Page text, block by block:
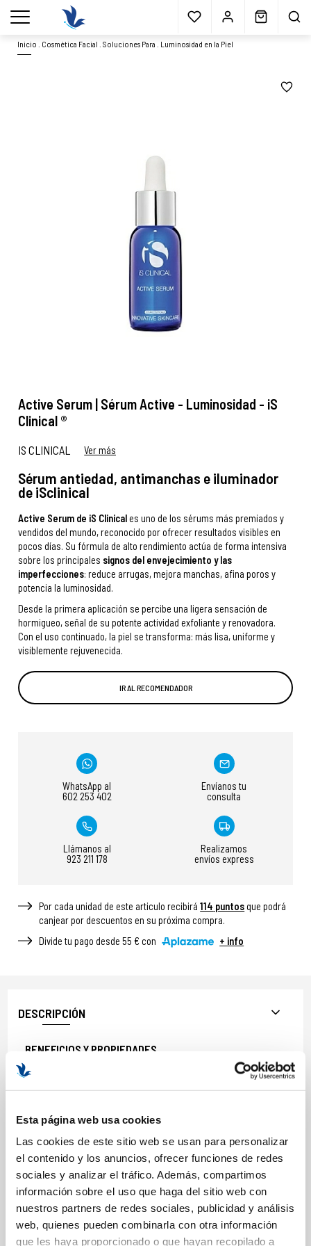
Esta página web usa cookies
Las cookies de este sitio web se usan para personalizar
el contenido y los anuncios, ofrecer funciones de redes
sociales y analizar el tráfico. Además, compartimos
información sobre el uso que haga del sitio web con
nuestros partners de redes sociales, publicidad y análisis
web, quienes pueden combinarla con otra información
que les haya proporcionado o que hayan recopilado a
Envío gratisa partir 40€* Muestras gratis Blog
menu
Inicio Cosmética Facial .Soluciones Para Luminosidad en la Piel
Active Serum | Sérum Active - Luminosidad - iS
Clinical ®
IS CLINICAL Ver más
Sérum antiedad, antimanchas e iluminador
de iSclinical
Active Serum de iS Clinicales uno de los sérums más premiados y
vendidos del mundo, reconocido por ofrecer resultados visibles en
pocos días. Su fórmula de alto rendimiento actúa de forma intensiva
sobre los principales signos del envejecimiento y las
imperfecciones: reduce arrugas, mejora manchas, afina poros y
potencia la luminosidad.
Desde la primera aplicación se percibe una ligera sensación de
hormigueo, señal de su potente actividad exfoliante y renovadora.
Con el uso continuado, la piel se transforma: más lisa, uniforme y
visiblemente rejuvenecida.
IR AL RECOMENDADOR
WhatsApp al
602 253 402
Envíanos tu
consulta
Llámanos al
923 211 178
Realizamos
envíos express
Por cada unidad de este articulo recibirá114 puntos que podrá
canjear por descuentos en su próxima compra.
Divide tu pago desde 55 € con
+ info
DESCRIPCIÓN
BENEFICIOS Y PROPIEDADES
Reduce líneas finas y arrugas.
Ilumina y revitaliza la piel.
Acción rápida con resultados visibles en pocos días.
Mejora tanto signos de edad como imperfecciones.
COMPOSICIÓN